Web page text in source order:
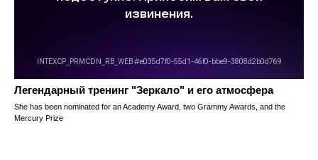
Легендарный тренинг "Зеркало" и его атмосфера
She has been nominated for an Academy Award, two Grammy Awards, and the
Mercury Prize